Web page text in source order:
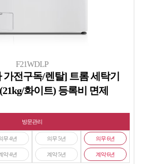
F21WDLP
전구독/렌탈] 트롬 세탁기
화이트) 등록비 면제
방문관리
무 4년
약 4년
의무 5년
계약 5년
의무 6년
계약 6년